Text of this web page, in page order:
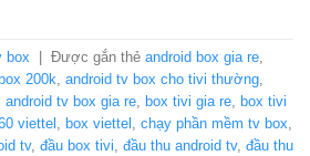
box Được gắn thẻ android box gia re,
200k, android tv box cho tivi thường,
android tv box gia re, box tivi gia re, box tivi
viettel , box viettel , chạy phần mềm tv box,
tv, đầu box tivi, đầu thu android tv, đầu thu